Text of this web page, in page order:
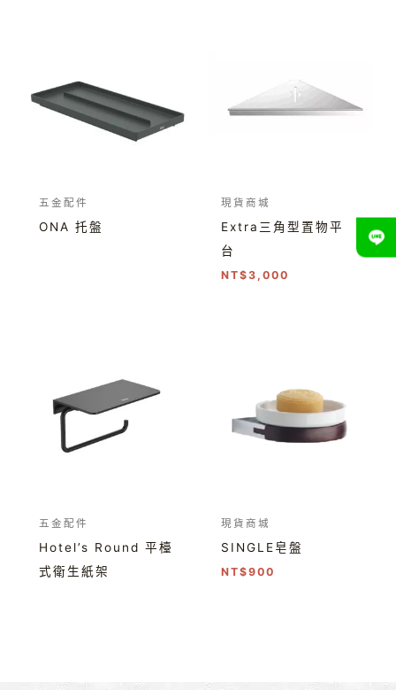
五金配件
ONA 托盤
現貨商城
Extra三角型置物平
台
NT$3,000
五金配件
Hotel’s Round 平檯
式衛生紙架
現貨商城
SINGLE皂盤
NT$900